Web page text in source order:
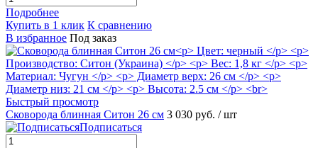
Подробнее
Купить в 1 клик К сравнению
В избранное Под заказ
Быстрый просмотр
Сковорода блинная Ситон 26 см 3 030 руб. / шт
Подписаться